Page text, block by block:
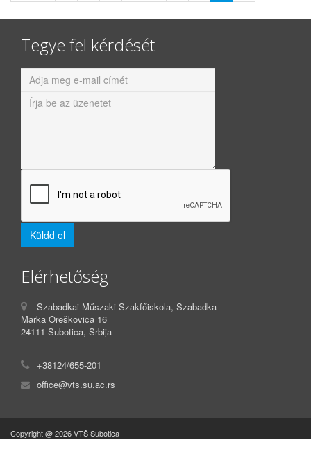
Tegye fel kérdését
Elérhetőség
Szabadkai Műszaki Szakfőiskola, Szabadka
Marka Oreškoviċa 16
24111 Subotica, Srbija
+38124/655-201
office@vts.su.ac.rs
Copyright @ 2026 VTŠ Subotica